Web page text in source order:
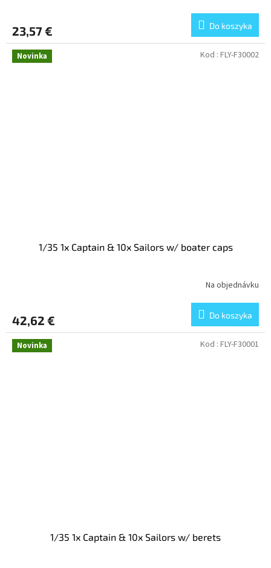
23,57 € Do koszyka
Novinka
1/35 1x Captain & 10x Sailors w/ boater caps
Na objednávku
42,62 € Do koszyka
Kod : FLY-F30002
Novinka
1/35 1x Captain & 10x Sailors w/ berets
Kod : FLY-F30001